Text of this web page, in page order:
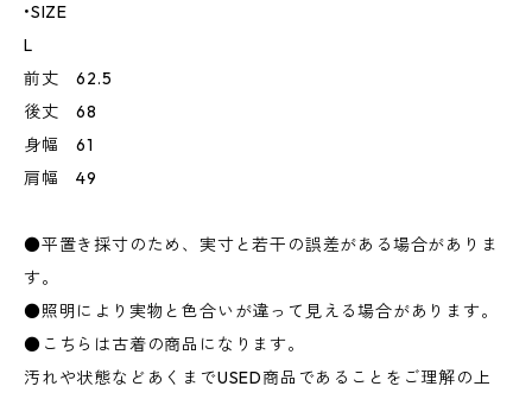
•SIZE
L
前丈 62.5
後丈 68
身幅 61
肩幅 49
●平置き採寸のため、実寸と若干の誤差がある場合がありま
す。
●照明により実物と色合いが違って見える場合があります。
●こちらは古着の商品になります。
汚れや状態などあくまでUSED商品であることをご理解の上